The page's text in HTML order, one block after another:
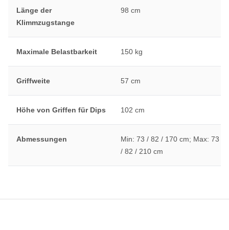
Länge der
Klimmzugstange
98 cm
Maximale Belastbarkeit 150 kg
Griffweite 57 cm
Höhe von Griffen für Dips 102 cm
Abmessungen
Min: 73 / 82 / 170 cm; Max: 73
/ 82 / 210 cm